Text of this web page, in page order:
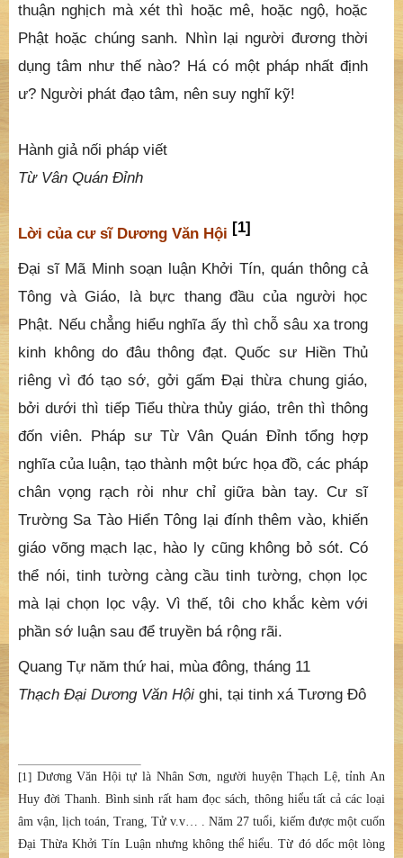
thuận nghịch mà xét thì hoặc mê, hoặc ngộ, hoặc
Phật hoặc chúng sanh. Nhìn lại người đương thời
dụng tâm như thế nào? Há có một pháp nhất định
ư? Người phát đạo tâm, nên suy nghĩ kỹ!
Hành giả nối pháp viết
Từ Vân Quán Đỉnh
Lời của cư sĩ Dương Văn Hội [1]
Đại sĩ Mã Minh soạn luận Khởi Tín, quán thông cả
Tông và Giáo, là bực thang đầu của người học
Phật. Nếu chẳng hiểu nghĩa ấy thì chỗ sâu xa trong
kinh không do đâu thông đạt. Quốc sư Hiền Thủ
riêng vì đó tạo sớ, gởi gấm Đại thừa chung giáo,
bởi dưới thì tiếp Tiểu thừa thủy giáo, trên thì thông
đốn viên. Pháp sư Từ Vân Quán Đỉnh tổng hợp
nghĩa của luận, tạo thành một bức họa đồ, các pháp
chân vọng rạch ròi như chỉ giữa bàn tay. Cư sĩ
Trường Sa Tào Hiển Tông lại đính thêm vào, khiến
giáo võng mạch lạc, hào ly cũng không bỏ sót. Có
thể nói, tinh tường càng cầu tinh tường, chọn lọc
mà lại chọn lọc vậy. Vì thế, tôi cho khắc kèm với
phần sớ luận sau để truyền bá rộng rãi.
Quang Tự năm thứ hai, mùa đông, tháng 11
Thạch Đại Dương Văn Hội ghi, tại tinh xá Tương Đô
[1] Dương Văn Hội tự là Nhân Sơn, người huyện Thạch Lệ, tỉnh An
Huy đời Thanh. Bình sinh rất ham đọc sách, thông hiểu tất cả các loại
âm vận, lịch toán, Trang, Tử v.v… . Năm 27 tuổi, kiếm được một cuốn
Đại Thừa Khởi Tín Luận nhưng không thể hiểu. Từ đó dốc một lòng